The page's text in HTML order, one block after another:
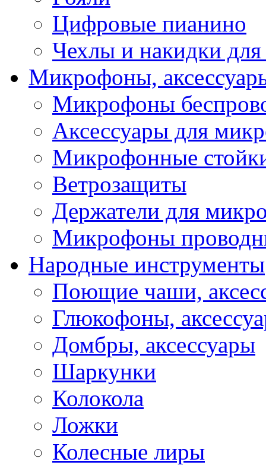
Цифровые пианино
Чехлы и накидки
Микрофоны,
Микрофоны
Аксессуары для
Микрофонные
Ветрозащиты
Держатели для
Микрофоны
Народные инструменты
Поющие чаши,
Глюкофоны,
Домбры, аксессуары
Шаркунки
Колокола
Ложки
Колесные лиры